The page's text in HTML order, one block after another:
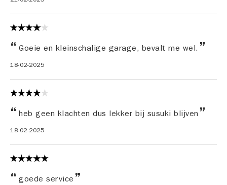
Goeie en kleinschalige garage, bevalt me wel.
18-02-2025
heb geen klachten dus lekker bij susuki blijven
18-02-2025
goede service